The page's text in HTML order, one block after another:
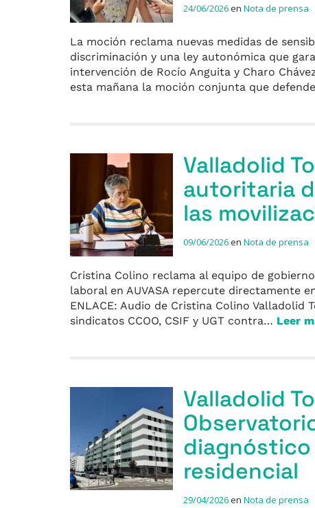
24/06/2026en Nota de prensa
La moción reclama nuevas medidas de
discriminación y una ley autonómica que
intervención de Rocío Anguita y Charo
esta mañana la moción conjunta que
Valladolid
autoritaria
las
09/06/2026en Nota de prensa
Cristina Colino reclama al equipo de
laboral en AUVASA repercute directamente
ENLACE: Audio de Cristina Colino
sindicatos CCOO, CSIF y UGT contra… Leer
Valladolid
diagnóstico
residencial
29/04/2026en Nota de prensa